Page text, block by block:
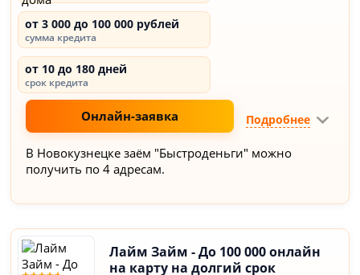
от 3 000 до 100 000 рублей
сумма кредита
от 10 до 180 дней
срок кредита
Онлайн-заявка Подробнее
В Новокузнецке заём "Быстроденьги" можно
получить по 4 адресам.
Лайм Займ - До 100 000 онлайн
на карту на долгий срок